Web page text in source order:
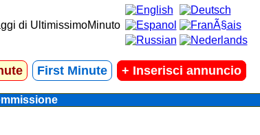
First Minute + Inserisci annuncio